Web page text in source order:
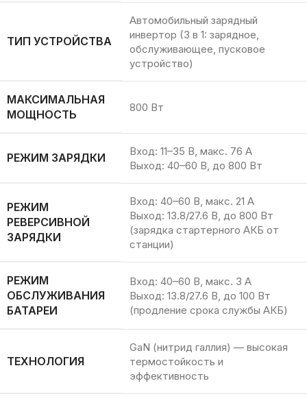
ТИП УСТРОЙСТВА
Автомобильный зарядный
инвертор (3 в 1: зарядное,
обслуживающее, пусковое
устройство)
МАКСИМАЛЬНАЯ
МОЩНОСТЬ
800 Вт
РЕЖИМ ЗАРЯДКИ
Вход: 11–35 В, макс. 76 А
Выход: 40–60 В, до 800 Вт
РЕЖИМ
РЕВЕРСИВНОЙ
ЗАРЯДКИ
Вход: 40–60 В, макс. 21 А
Выход: 13.8/27.6 В, до 800 Вт
(зарядка стартерного АКБ от
станции)
РЕЖИМ
ОБСЛУЖИВАНИЯ
БАТАРЕИ
Вход: 40–60 В, макс. 3 А
Выход: 13.8/27.6 В, до 100 Вт
(продление срока службы АКБ)
ТЕХНОЛОГИЯ
GaN (нитрид галлия) — высокая
термостойкость и
эффективность